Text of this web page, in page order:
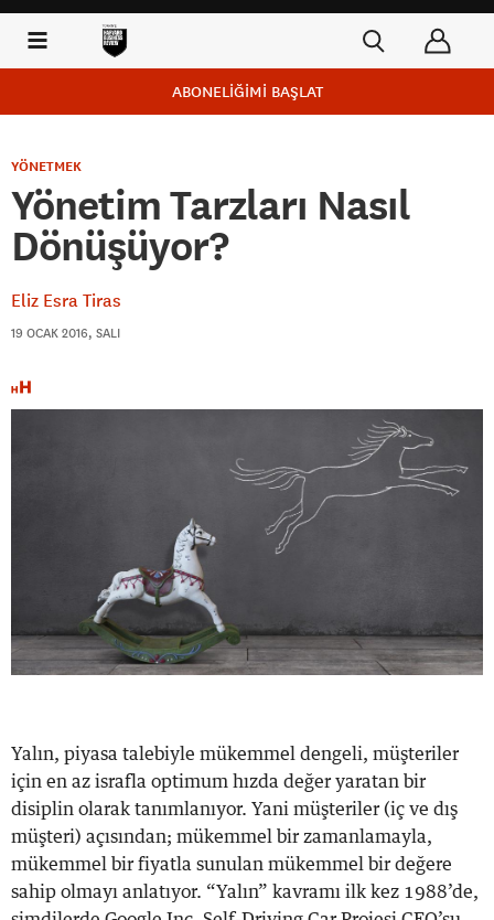
ABONELİĞİMİ BAŞLAT
YÖNETMEK
Yönetim Tarzları Nasıl
Dönüşüyor?
Eliz Esra Tiras
19 OCAK 2016, SALI
Yalın, piyasa talebiyle mükemmel dengeli, müşteriler
için en az israfla optimum hızda değer yaratan bir
disiplin olarak tanımlanıyor. Yani müşteriler (iç ve dış
müşteri) açısından; mükemmel bir zamanlamayla,
mükemmel bir fiyatla sunulan mükemmel bir değere
sahip olmayı anlatıyor. “Yalın” kavramı ilk kez 1988’de,